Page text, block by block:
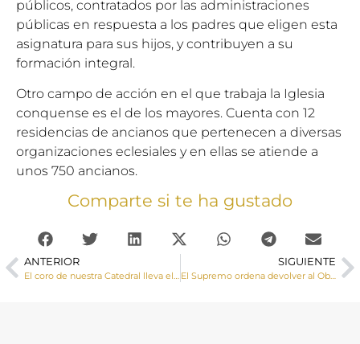
públicos, contratados por las administraciones
públicas en respuesta a los padres que eligen esta
asignatura para sus hijos, y contribuyen a su
formación integral.
Otro campo de acción en el que trabaja la Iglesia
conquense es el de los mayores. Cuenta con 12
residencias de ancianos que pertenecen a diversas
organizaciones eclesiales y en ellas se atiende a
unos 750 ancianos.
Comparte si te ha gustado
ANTERIOR SIGUIENTE
El Supremo ordena devolver al Obispado de Cuenca los libros robados en la Biblioteca del Seminario